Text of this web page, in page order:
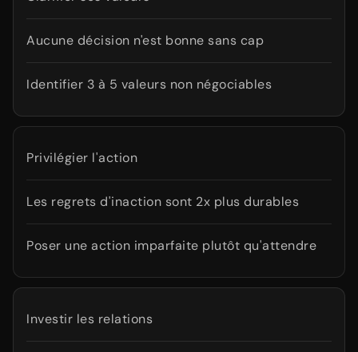
Aucune décision n'est bonne sans cap
Identifier 3 à 5 valeurs non négociables
Privilégier l'action
Les regrets d'inaction sont 2x plus durables
Poser une action imparfaite plutôt qu'attendre
Investir les relations